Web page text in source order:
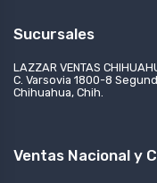
Sucursales
LAZZAR VENTAS
C. Varsovia 1800-8
Chihuahua, Chih.
Ventas Nacional y